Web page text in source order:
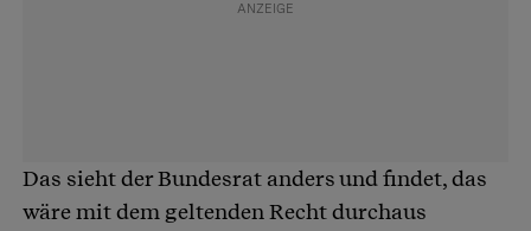
Das sieht der Bundesrat anders und findet, das
wäre mit dem geltenden Recht durchaus